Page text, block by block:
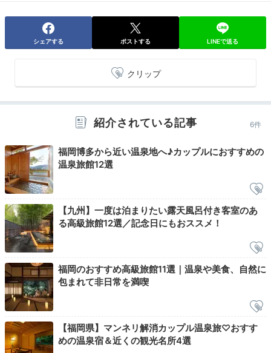
湯巡り気分♪
「湯乃禅の里」男湯 「
敷地内には、温泉施設「湯乃禅の里」と「ひだまりの
湯」があります。開放的な温泉露天風呂や、サウナ、5
つの貸切風呂など、
多彩な施設でリフレッシュできます
よ。食事処やほぐし処など、カップルで楽しめる施設も
充実。
chunnai413
食後に隣接の温泉施設へ。
とにかくお風呂の種類が豊富！マッサー
シェアする ポストする LINEで送る
クリップ
紹介されている記事 6件
福岡博多から近い温泉地へ♪カップルにおすすめの
温泉旅館12選
【九州】一度は泊まりたい露天風呂付き客室のあ
る高級旅館12選／記念日にもおススメ！
福岡のおすすめ高級旅館11選｜温泉や美食、自然に
包まれて非日常を満喫
【福岡県】マンネリ解消カップル温泉旅♡おすす
めの温泉宿＆近くの観光名所4選